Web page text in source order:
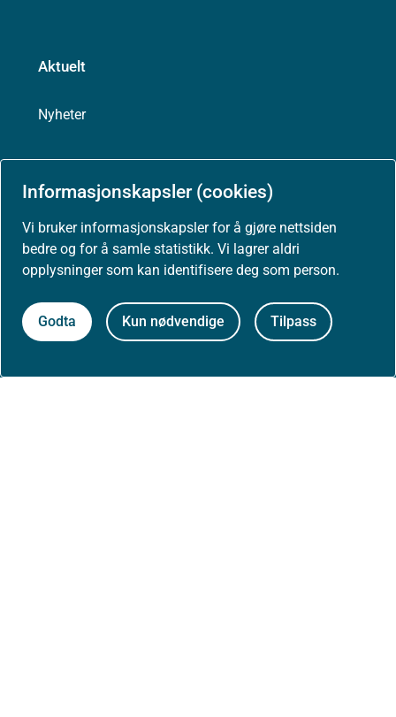
Informasjonskapsler (cookies)
Vi bruker informasjonskapsler for å gjøre nettsiden
bedre og for å samle statistikk. Vi lagrer aldri
opplysninger som kan identifisere deg som person.
Godta Kun nødvendige Tilpass
Aktuelt
Nyheter
Høringer
Presse
Om nettstedet